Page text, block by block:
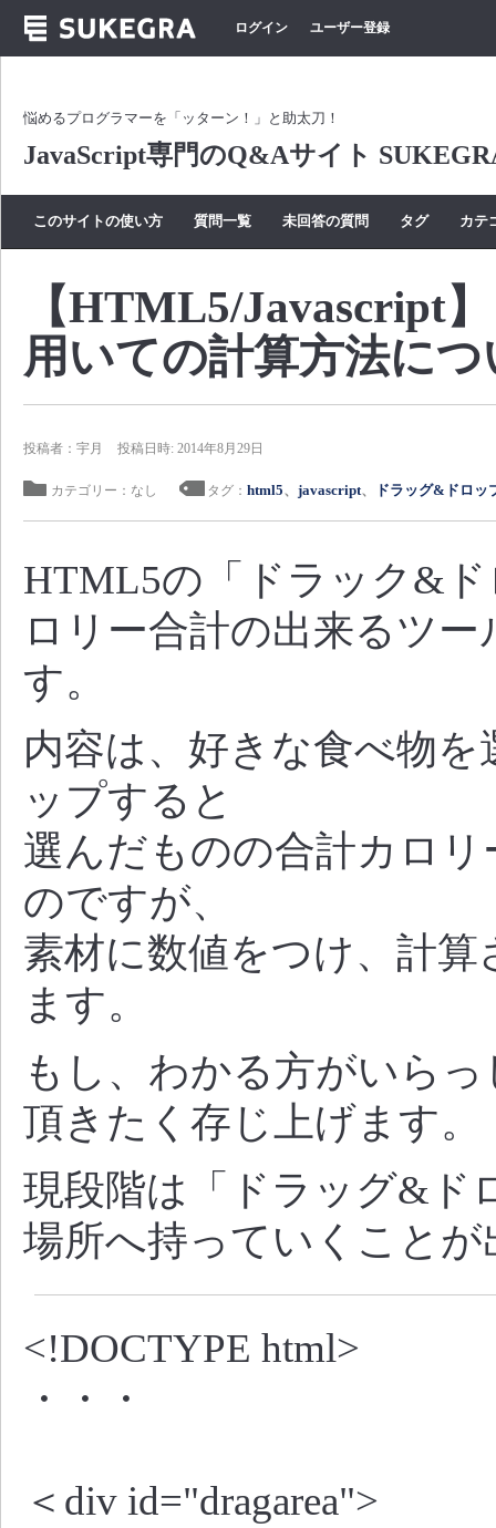
ログイン ユーザー登録
悩めるプログラマーを「ッターン！」と助太刀！
JavaScript専門のQ&Aサイト
このサイトの使い方 質問一覧 未回答の質問 タグ カテ
【HTML5/Javascript
用いての計算方法につ
投稿者：宇月 投稿日時: 2014年8月29日
カテゴリー：なし タグ： html5、 javascript、 ドラッグ&ドロッ
HTML5の「ドラック&
ロリー合計の出来るツ
す。
内容は、好きな食べ物
ップすると
選んだものの合計カロ
のですが、
素材に数値をつけ、計
ます。
もし、わかる方がいら
頂きたく存じ上げます。
現段階は「ドラッグ&ド
場所へ持っていくこと
<!DOCTYPE html>
・・・
＜div id="dragarea">